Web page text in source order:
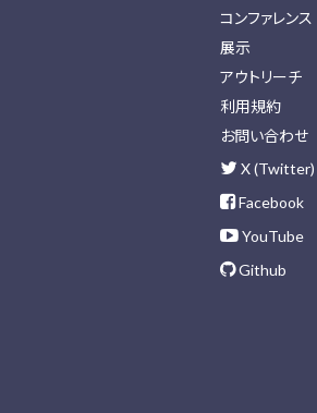
コンファレンス
展示
アウトリーチ
利用規約
お問い合わせ
X (Twitter)
Facebook
YouTube
Github